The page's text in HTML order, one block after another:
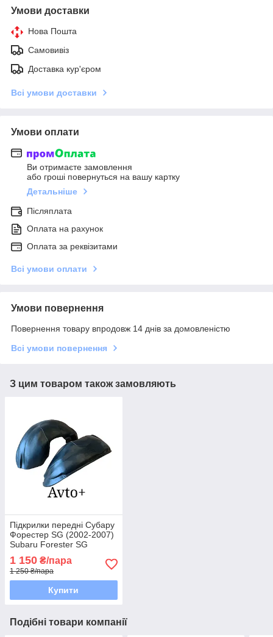
Умови доставки
Нова Пошта
Самовивіз
Доставка кур'єром
Всі умови доставки
Умови оплати
Ви отримаєте замовлення
або гроші повернуться на вашу картку
Детальніше
Післяплата
Оплата на рахунок
Оплата за реквізитами
Всі умови оплати
Умови повернення
Повернення товару впродовж 14 днів за домовленістю
Всі умови повернення
З цим товаром також замовляють
Підкрилки передні Субару
Форестер SG (2002-2007)
Subaru Forester SG
1 150 ₴/пара
1 250 ₴/пара
Купити
Подібні товари компанії